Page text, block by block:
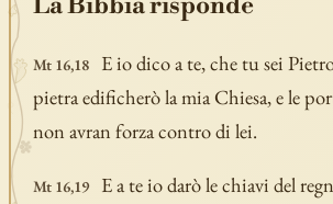
Mt 16,18
E io dico a te, che tu sei
pietra edificherò la mia Chiesa, e le
non avran forza contro di lei.
Mt 16,19
E a te io darò le chiavi del